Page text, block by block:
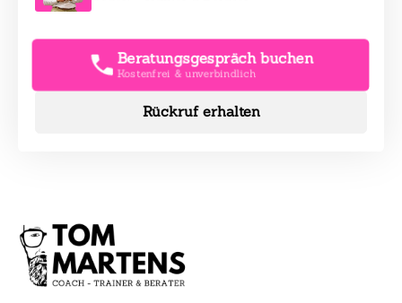
Beratungsgespräch buchen
Kostenfrei & unverbindlich
Rückruf erhalten